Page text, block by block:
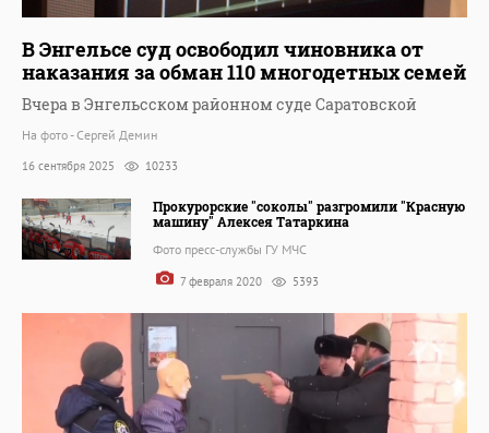
В Энгельсе суд освободил чиновника от
наказания за обман 110 многодетных семей
Вчера в Энгельсском районном суде Саратовской
На фото - Сергей Демин
16 сентября 2025 10233
Прокурорские "соколы" разгромили "Красную
машину" Алексея Татаркина
Фото пресс-службы ГУ МЧС
7 февраля 2020 5393